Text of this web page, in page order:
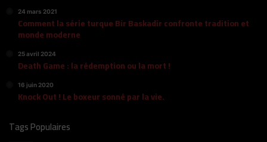
24 mars 2021
Comment la série turque Bir Baskadir confronte tradition et
monde moderne
25 avril 2024
Death Game : la rédemption ou la mort !
16 juin 2020
Knock Out ! Le boxeur sonné par la vie.
Tags Populaires